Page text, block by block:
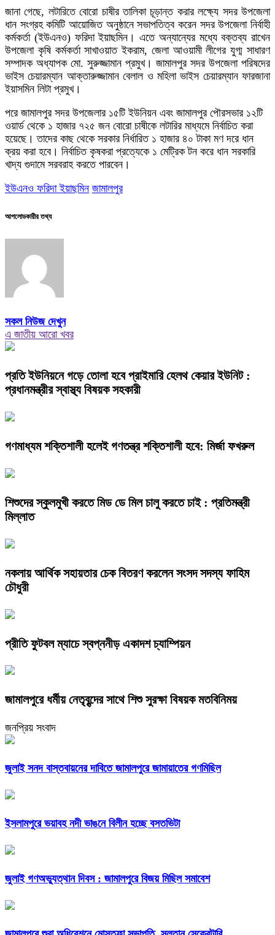
জানা গেছে, লটারিতে বোরো চাষীর তালিকা চূড়ান্ত করার লক্ষ্যে সদর উপজেলা
ধান সংগ্রহ কমিটি আয়োজিত অনুষ্ঠানে সভাপতিত্ব করেন সদর উপজেলা নির্বাহী
কর্মকর্তা (ইউএনও) ফরিদা ইয়াছমিন। এতে অন্যান্যের মধ্যে বক্তব্য রাখেন
উপজেলা কৃষি কর্মকর্তা সাখাওয়াত ইকরাম, জেলা আওয়ামী লীগের যুগ্ম সাধারণ
সম্পাদক অধ্যাপক মো. সুরুজ্জামান প্রমুখ। জামালপুর সদর উপজেলা পরিষদের
ভাইস চেয়ারম্যান আক্তারুজ্জামান বেলাল ও মহিলা ভাইস চেয়ারম্যান ফারজানা
ইয়াসমিন লিটা প্রমুখ।
পরে জামালপুর সদর উপজেলার ১৫টি ইউনিয়ন এবং জামালপুর পৌরসভার ১২টি
ওয়ার্ড থেকে ১ হাজার ৭২৫ জন বোরো চাষীকে লটারির মাধ্যমে নির্বাচিত করা
হয়েছে। তাদের কাছ থেকে সরকার নির্ধারিত ১ হাজার ৪০ টাকা মণ দরে ধান
ক্রয় করা হবে। নির্বাচিত কৃষকরা প্রত্যেকে ১ মেট্রিক টন করে ধান সরকারি
খাদ্য গুদামে সরবরাহ করতে পারবেন।
ইউএনও ফরিদা ইয়াছমিন জামালপুর
আপলোডকারীর তথ্য
সকল নিউজ দেখুন
এ জাতীয় আরো খবর
প্রতি ইউনিয়নে গড়ে তোলা হবে প্রাইমারি হেলথ কেয়ার ইউনিট :
প্রধানমন্ত্রীর স্বাস্থ্য বিষয়ক সহকারী
গণমাধ্যম শক্তিশালী হলেই গণতন্ত্র শক্তিশালী হবে: মির্জা ফখরুল
শিশুদের স্কুলমুখী করতে মিড ডে মিল চালু করতে চাই : প্রতিমন্ত্রী
মিল্লাত
নকলায় আর্থিক সহায়তার চেক বিতরণ করলেন সংসদ সদস্য ফাহিম
চৌধুরী
প্রীতি ফুটবল ম্যাচে স্বপ্ননীড় একাদশ চ্যাম্পিয়ন
জামালপুরে ধর্মীয় নেতৃবৃন্দের সাথে শিশু সুরক্ষা বিষয়ক মতবিনিময়
জনপ্রিয় সংবাদ
জুলাই সনদ বাস্তবায়নের দাবিতে জামালপুরে জামায়াতের গণমিছিল
ইসলামপুরে ভয়াবহ নদী ভাঙনে বিলীন হচ্ছে বসতভিটা
জুলাই গণঅভ্যুত্থান দিবস : জামালপুরে বিজয় মিছিল সমাবেশ